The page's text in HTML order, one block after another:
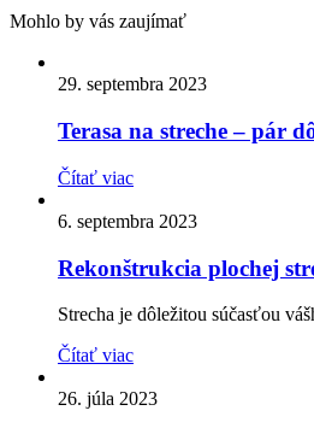
Mohlo by vás zaujímať
29. septembra 2023
Terasa na streche – pár
Čítať viac
6. septembra 2023
Rekonštrukcia plochej
Strecha je dôležitou súčasťou
Čítať viac
26. júla 2023